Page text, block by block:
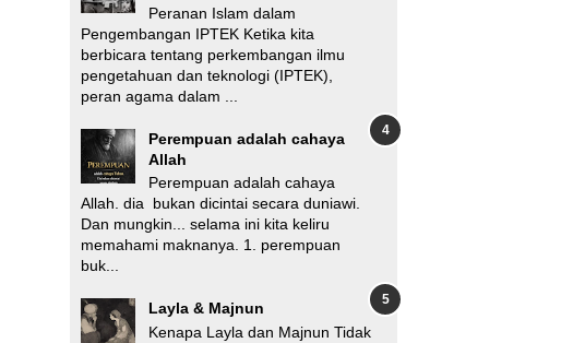
Peranan Islam dalam
Pengembangan IPTEK Ketika kita
berbicara tentang perkembangan ilmu
pengetahuan dan teknologi (IPTEK),
peran agama dalam ...
Perempuan adalah cahaya
Allah
Perempuan adalah cahaya
Allah. dia bukan dicintai secara duniawi.
Dan mungkin... selama ini kita keliru
memahami maknanya. 1. perempuan
buk...
Layla & Majnun
Kenapa Layla dan Majnun Tidak